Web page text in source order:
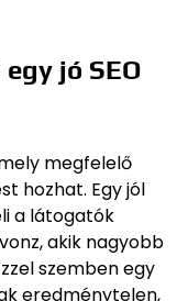
jó SEO
megfelelő
hozhat. Egy jól
a látogatók
akik nagyobb
szemben egy
eredménytelen,